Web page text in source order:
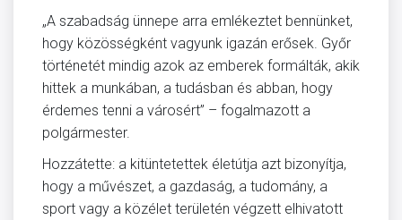
„A szabadság ünnepe arra emlékeztet bennünket,
hogy közösségként vagyunk igazán erősek. Győr
történetét mindig azok az emberek formálták, akik
hittek a munkában, a tudásban és abban, hogy
érdemes tenni a városért” – fogalmazott a
polgármester.
Hozzátette: a kitüntetettek életútja azt bizonyítja,
hogy a művészet, a gazdaság, a tudomány, a
sport vagy a közélet területén végzett elhivatott